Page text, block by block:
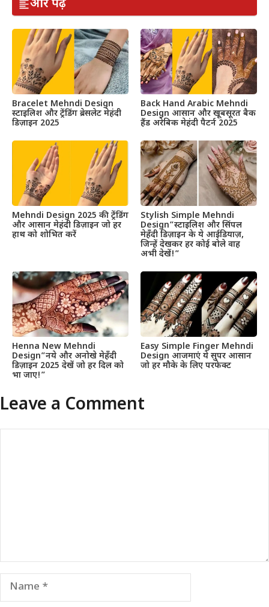
और पढ़ें
Bracelet Mehndi Design
स्टाइलिश और ट्रेंडिंग ब्रेसलेट मेहंदी
डिज़ाइन 2025
Back Hand Arabic Mehndi
Design आसान और खूबसूरत बैक
हैंड अरेबिक मेहंदी पैटर्न 2025
Mehndi Design 2025 की ट्रेंडिंग
और आसान मेहंदी डिज़ाइन जो हर
हाथ को शोभित करें
Stylish Simple Mehndi
Design”स्टाइलिश और सिंपल
मेहँदी डिज़ाइन के ये आईडियाज़,
जिन्हें देखकर हर कोई बोले वाह
अभी देखें!”
Henna New Mehndi
Design”नये और अनोखे मेहँदी
डिज़ाइन 2025 देखें जो हर दिल को
भा जाए!”
Easy Simple Finger Mehndi
Design आजमाएं ये सुपर आसान
जो हर मौके के लिए परफेक्ट
Leave a Comment
Name